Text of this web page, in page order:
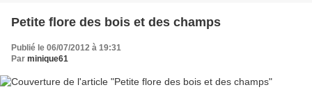
Petite flore des bois et des champs
Publié le 06/07/2012 à 19:31
Par minique61